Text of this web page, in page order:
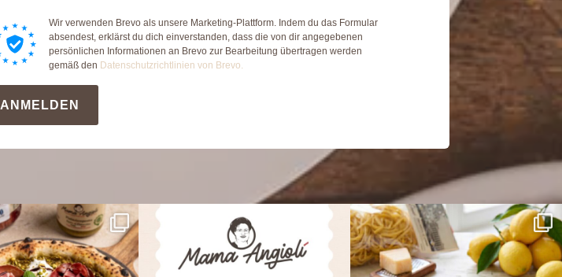
Wir verwenden Brevo als unsere Marketing-Plattform. Indem du das Formular
absendest, erklärst du dich einverstanden, dass die von dir angegebenen
persönlichen Informationen an Brevo zur Bearbeitung übertragen werden
gemäß den Datenschutzrichtlinien von Brevo.
ANMELDEN